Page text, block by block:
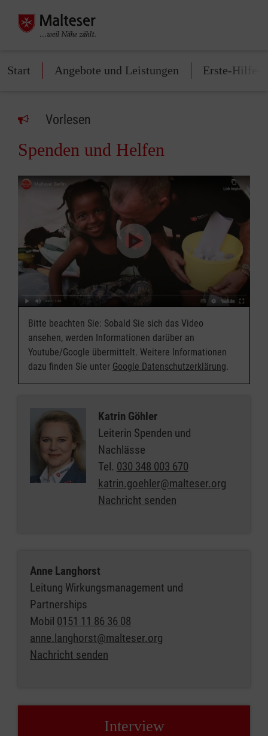
Start Angebote und Leistungen Erste-Hilfe-
Vorlesen
Spenden und Helfen
Bitte beachten Sie: Sobald Sie sich das Video
ansehen, werden Informationen darüber an
Youtube/Google übermittelt. Weitere Informationen
dazu finden Sie unter Google Datenschutzerklärung.
Katrin Göhler
Leiterin Spenden und
Nachlässe
Tel. 030 348 003 670
katrin.goehler@malteser.org
Nachricht senden
Anne Langhorst
Leitung Wirkungsmanagement und
Partnerships
Mobil 0151 11 86 36 08
anne.langhorst@malteser.org
Nachricht senden
Interview